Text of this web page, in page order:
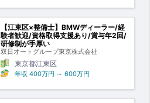
【江東区×整備士】BMWディーラー/経
験者歓迎/資格取得支援あり/賞与年2回/
研修制が手厚い
双日オートグループ東京株式会社
東京都江東区
年収 400万円 ～ 600万円